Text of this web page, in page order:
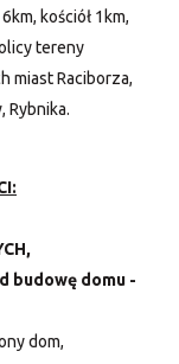
kościół 1km,
tereny
miast Raciborza,
Rybnika.
budowę domu -
dom,